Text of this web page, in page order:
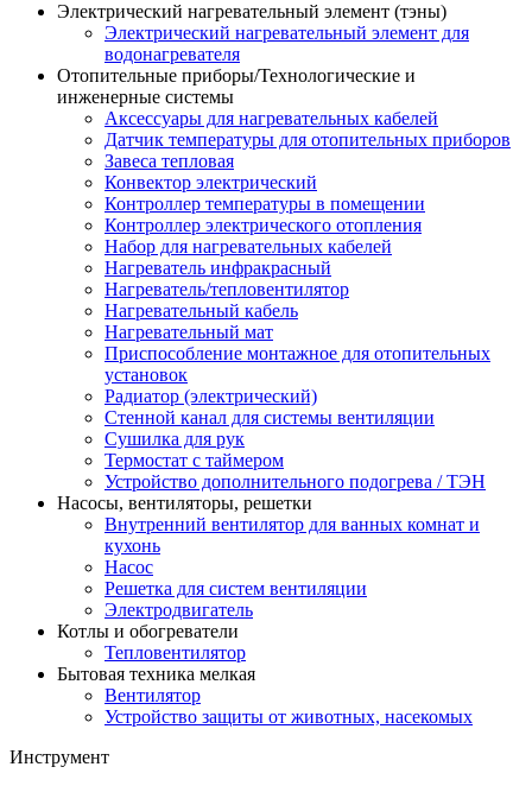
Электрический нагревательный элемент (тэны)
Электрический нагревательный элемент для
водонагревателя
Отопительные приборы/Технологические и
инженерные системы
Аксессуары для нагревательных кабелей
Датчик температуры для отопительных приборов
Завеса тепловая
Конвектор электрический
Контроллер температуры в помещении
Контроллер электрического отопления
Набор для нагревательных кабелей
Нагреватель инфракрасный
Нагреватель/тепловентилятор
Нагревательный кабель
Нагревательный мат
Приспособление монтажное для отопительных
установок
Радиатор (электрический)
Стенной канал для системы вентиляции
Сушилка для рук
Термостат с таймером
Устройство дополнительного подогрева / ТЭН
Насосы, вентиляторы, решетки
Внутренний вентилятор для ванных комнат и
кухонь
Насос
Решетка для систем вентиляции
Электродвигатель
Котлы и обогреватели
Тепловентилятор
Бытовая техника мелкая
Вентилятор
Устройство защиты от животных, насекомых
Инструмент